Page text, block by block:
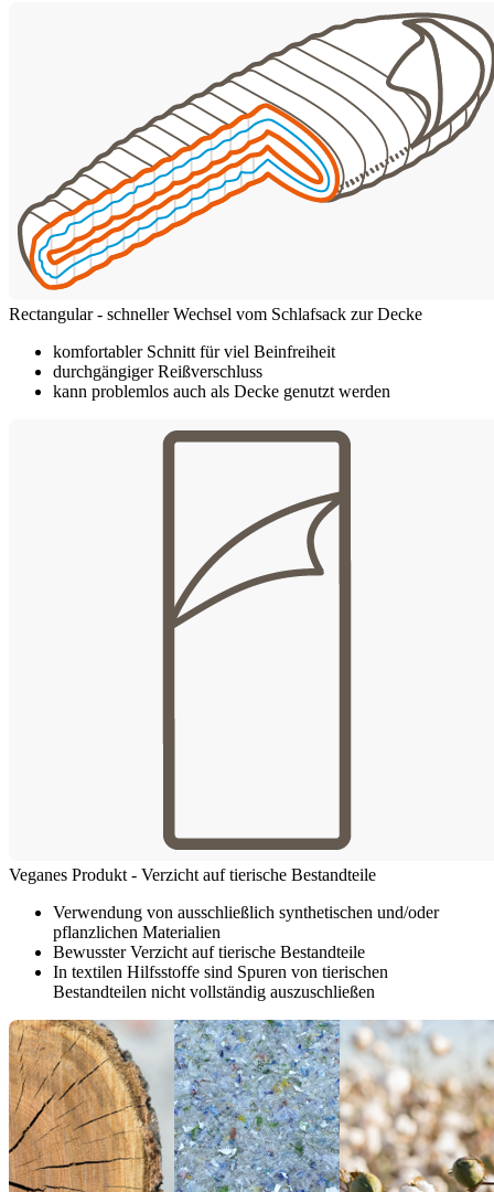
Rectangular - schneller Wechsel vom Schlafsack zur Decke
komfortabler Schnitt für viel Beinfreiheit
durchgängiger Reißverschluss
kann problemlos auch als Decke genutzt werden
Veganes Produkt - Verzicht auf tierische Bestandteile
Verwendung von ausschließlich synthetischen und/oder
pflanzlichen Materialien
Bewusster Verzicht auf tierische Bestandteile
In textilen Hilfsstoffe sind Spuren von tierischen
Bestandteilen nicht vollständig auszuschließen